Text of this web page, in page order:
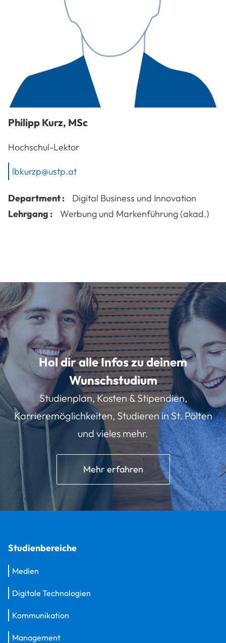
Philipp Kurz, MSc
Hochschul-Lektor
lbkurzp@ustp.at
Department :
Digital Business und Innovation
Lehrgang :
Werbung und Markenführung (akad.)
Hol dir alle Infos zu deinem
Wunschstudium
Studienplan, Kosten & Stipendien,
Karrieremöglichkeiten, Studieren in St. Pölten
und vieles mehr.
Mehr erfahren
Studienbereiche
Medien
Digitale Technologien
Kommunikation
Management